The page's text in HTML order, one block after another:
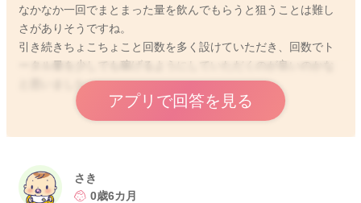
なかなか一回でまとまった量を飲んでもらうと狙うことは難し
さがありそうですね。
引き続きちょこちょこと回数を多く設けていただき、回数でト
ータル量を少しでも稼げるようにしていただくのが良いのかな
と思いました。
少しでも飲んでくれたら、よくよく褒めること、ゴロゴロ遊ん
けたらと思います。
アプリで回答を見る
さき
0歳6カ月